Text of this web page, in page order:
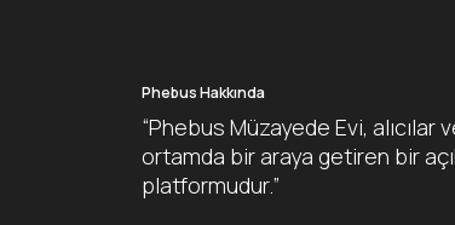
Phebus Hakkında
“Phebus Müzayede Evi, alıcılar
ortamda bir araya getiren bir
platformudur.”